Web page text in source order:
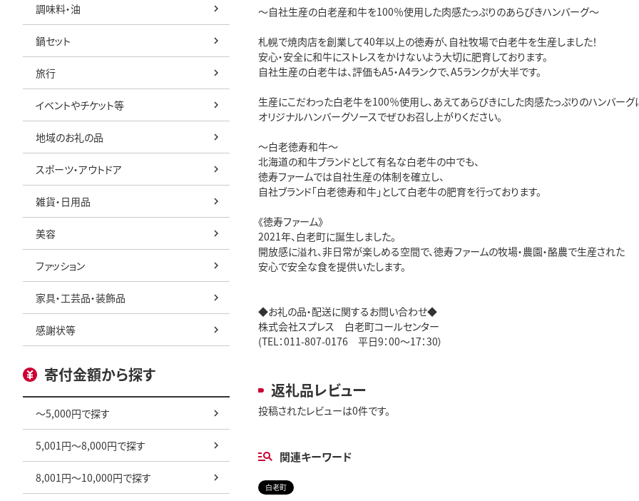
調味料・油
鍋セット
旅行
イベントやチケット等
地域のお礼の品
スポーツ・アウトドア
雑貨・日用品
美容
ファッション
家具・工芸品・装飾品
感謝状等
寄付金額から探す
～5,000円で探す
5,001円～8,000円で探す
8,001円～10,000円で探す
～自社生産の白老産和牛を100％使用した肉感たっぷりのあらびきハンバーグ～
札幌で焼肉店を創業して40年以上の徳寿が、自社牧場で白老牛を生産しました！
安心・安全に和牛にストレスをかけないよう大切に肥育しております。
自社生産の白老牛は、評価もA5・A4ランクで、A5ランクが大半です。
生産にこだわった白老牛を100％使用し、あえてあらびきにした肉感たっぷりのハンバーグ
オリジナルハンバーグソースでぜひお召し上がりください。
～白老徳寿和牛～
北海道の和牛ブランドとして有名な白老牛の中でも、
徳寿ファームでは自社生産の体制を確立し、
自社ブランド「白老徳寿和牛」として白老牛の肥育を行っております。
《徳寿ファーム》
2021年、白老町に誕生しました。
開放感に溢れ、非日常が楽しめる空間で、徳寿ファームの牧場・農園・酪農で生産された
安心で安全な食を提供いたします。
◆お礼の品・配送に関するお問い合わせ◆
株式会社スプレス 白老町コールセンター
(TEL：011-807-0176 平日9：00～17：30）
返礼品レビュー
投稿されたレビューは0件です。
関連キーワード
白老町